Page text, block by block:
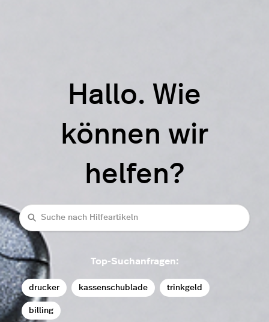
Hallo. Wie
können wir
helfen?
Suche
Top-Suchanfragen:
drucker kassenschublade trinkgeld
billing